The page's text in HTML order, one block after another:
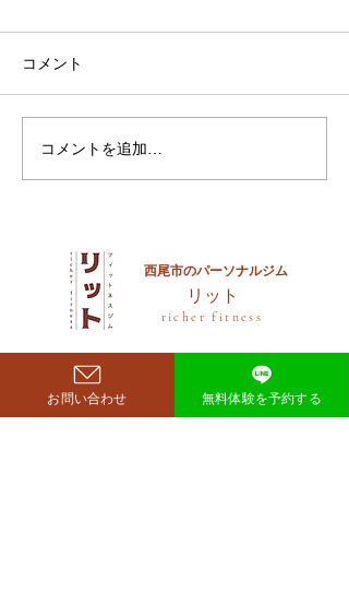
空気階段・鈴木もぐらさん
重123キロから85キロへ、マ
イナス38キロのダイエットに
注目を集めています。 鈴木も
ぐらが痩せたのはいつ？きっ
かけは何？ もぐらさんがダイ
エット成功を明かしたのは、
2026年4月6日深夜放送の
TBSラジオ「空気階段の踊り
コメント
コメントを追加…
​リット
西尾市のパーソナルジム
richer fitness
お問い合わせ 無料体験を予約する